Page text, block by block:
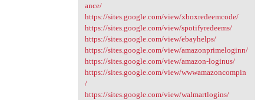
ance/
https://sites.google.com/view/xboxredeemcode/
https://sites.google.com/view/spotifyredeems/
https://sites.google.com/view/ebayhelps/
https://sites.google.com/view/amazonprimeloginn/
https://sites.google.com/view/amazon-loginus/
https://sites.google.com/view/wwwamazoncompin
/
https://sites.google.com/view/walmartlogins/